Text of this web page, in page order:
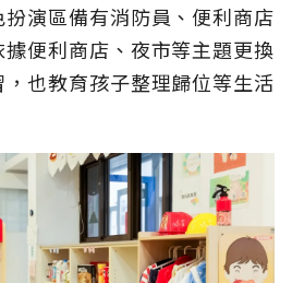
演區備有消防員、便利商店
便利商店、夜市等主題更換
也教育孩子整理歸位等生活